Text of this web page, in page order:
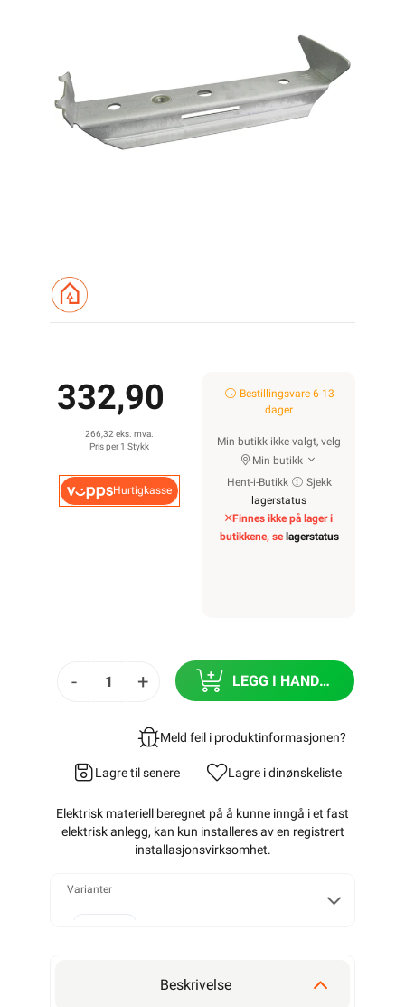
332,90
266,32 eks. mva.
Pris per 1 Stykk
Hurtigkasse
Bestillingsvare 6-13
dager
Min butikk ikke valgt, velg
Min butikk
Hent-i-Butikk
Sjekk
lagerstatus
Finnes ikke på lager i
butikkene, se lagerstatus
- + LEGG I HANDLEKURV
Meld feil i produktinformasjonen?
Lagre til senere Lagre i dinønskeliste
Elektrisk materiell beregnet på å kunne inngå i et fast
elektrisk anlegg, kan kun installeres av en registrert
installasjonsvirksomhet.
Varianter
Beskrivelse